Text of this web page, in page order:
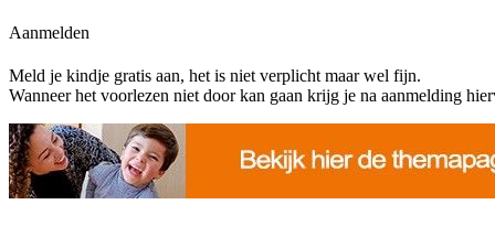
Aanmelden
Meld je kindje gratis aan, het is niet verplicht maar wel fijn.
Wanneer het voorlezen niet door kan gaan krijg je na aanmelding